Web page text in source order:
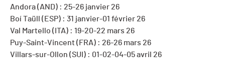
Andora (AND) : 25-26 janvier 26
Boí Taüll (ESP) : 31 janvier-01 février 26
Val Martello (ITA) : 19-20-22 mars 26
Puy-Saint-Vincent (FRA) : 26-26 mars 26
Villars-sur-Ollon (SUI) : 01-02-04-05 avril 26